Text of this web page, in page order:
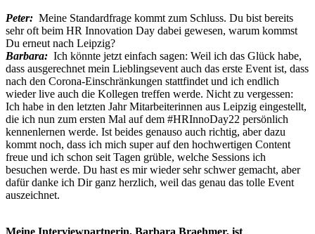
Peter: Meine Standardfrage kommt zum Schluss. Du bist bereits
sehr oft beim HR Innovation Day dabei gewesen, warum kommst
Du erneut nach Leipzig?
Barbara: Ich könnte jetzt einfach sagen: Weil ich das Glück habe,
dass ausgerechnet mein Lieblingsevent auch das erste Event ist, dass
nach den Corona-Einschränkungen stattfindet und ich endlich
wieder live auch die Kollegen treffen werde. Nicht zu vergessen:
Ich habe in den letzten Jahr Mitarbeiterinnen aus Leipzig eingestellt,
die ich nun zum ersten Mal auf dem #HRInnoDay22 persönlich
kennenlernen werde. Ist beides genauso auch richtig, aber dazu
kommt noch, dass ich mich super auf den hochwertigen Content
freue und ich schon seit Tagen grüble, welche Sessions ich
besuchen werde. Du hast es mir wieder sehr schwer gemacht, aber
dafür danke ich Dir ganz herzlich, weil das genau das tolle Event
auszeichnet.